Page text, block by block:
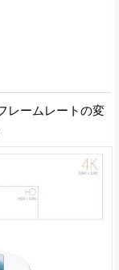
レームレートの変